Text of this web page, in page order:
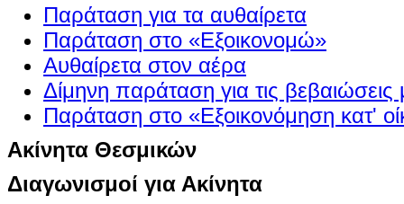
Παράταση για τα αυθαίρετα
Παράταση στο «Εξοικονομώ»
Αυθαίρετα στον αέρα
Δίμηνη παράταση για τις βεβαιώσεις
Παράταση στο «Εξοικονόμηση κατ'
Ακίνητα Θεσμικών
Διαγωνισμοί για Ακίνητα